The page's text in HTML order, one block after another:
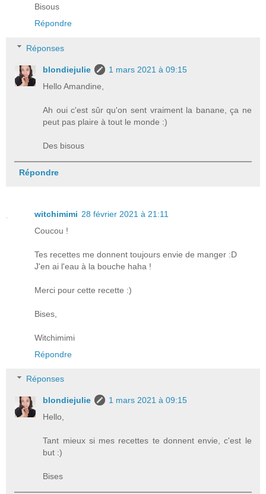
Bisous
Répondre
Réponses
blondiejulie
1 mars 2021 à 09:15
Hello Amandine,
Ah oui c'est sûr qu'on sent vraiment la banane, ça ne
peut pas plaire à tout le monde :)
Des bisous
Répondre
witchimimi 28 février 2021 à 21:11
Coucou !
Tes recettes me donnent toujours envie de manger :D
J'en ai l'eau à la bouche haha !
Merci pour cette recette :)
Bises,
Witchimimi
Répondre
Réponses
blondiejulie
1 mars 2021 à 09:15
Hello,
Tant mieux si mes recettes te donnent envie, c'est le
but :)
Bises